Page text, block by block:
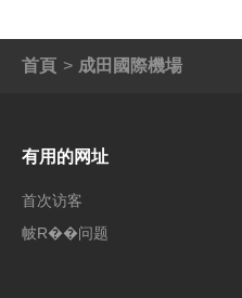
首頁 成田國際機場
有用的网址
首次访客
帔R��问题